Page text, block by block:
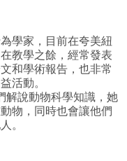
學家，目前在夸美紐
教學之餘，經常發表
和學術報告，也非常
活動。
解說動物科學知識，她
物，同時也會讓他們
。